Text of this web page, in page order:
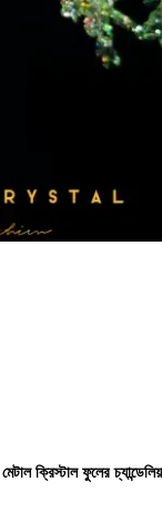
ক্রিস্টাল ফুলের